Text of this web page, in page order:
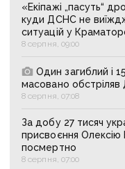
«Екіпажі „пасуть“
куди ДСНС не
ситуацій у
8 серпня, 09:00
Один загиблий і
масовано обстріляв
8 серпня, 07:08
За добу 27 тисяч
присвоєння Олексію
посмертно
8 серпня, 07:00